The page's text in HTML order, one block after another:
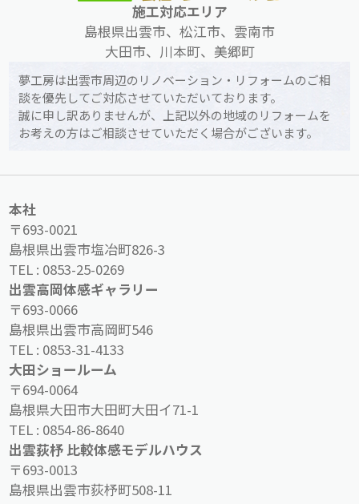
施工対応エリア
島根県出雲市、松江市、雲南市
大田市、川本町、美郷町
夢工房は出雲市周辺のリノベーション・リフォームのご相
談を優先してご対応させていただいております。
誠に申し訳ありませんが、上記以外の地域のリフォームを
お考えの方はご相談させていただく場合がございます。
本社
〒693-0021
島根県出雲市塩冶町826-3
TEL : 0853-25-0269
出雲高岡体感ギャラリー
〒693-0066
島根県出雲市高岡町546
TEL : 0853-31-4133
大田ショールーム
〒694-0064
島根県大田市大田町大田イ71-1
TEL : 0854-86-8640
出雲荻杼 比較体感モデルハウス
〒693-0013
島根県出雲市荻杼町508-11